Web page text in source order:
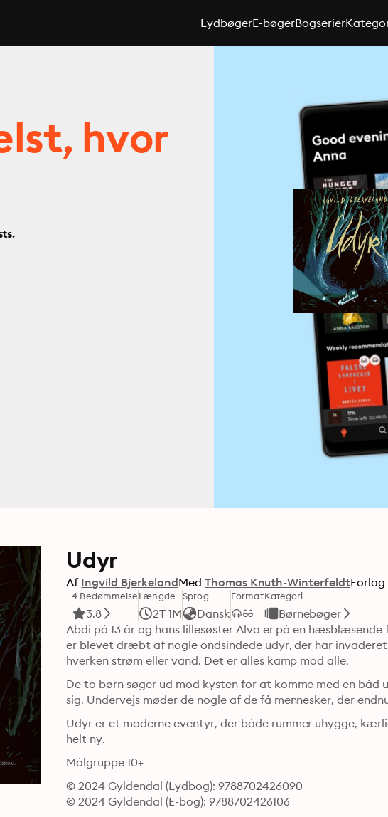
LydbøgerE-bøgerBogserier
hvor
Udyr
Af Ingvild BjerkelandMed Thomas Knuth-WinterfeldtForlag
4 Bedømmelse
3.8
Længde
2T 1M
Sprog
Dansk
FormatKategori
Børnebøger
Abdi på 13 år og hans lillesøster Alva er på en
er blevet dræbt af nogle ondsindede udyr, der har
hverken strøm eller vand. Det er alles kamp mod alle.
De to børn søger ud mod kysten for at komme med en båd
sig. Undervejs møder de nogle af de få mennesker, der
Udyr er et moderne eventyr, der både rummer uhygge,
helt ny.
Målgruppe 10+
© 2024 Gyldendal (Lydbog): 9788702426090
© 2024 Gyldendal (E-bog): 9788702426106